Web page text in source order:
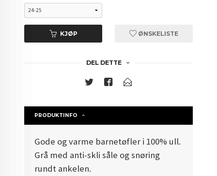
KJØP ØNSKELISTE
DEL DETTE
PRODUKTINFO
Gode og varme barnetøfler i 100% ull.
Grå med anti-skli såle og snøring
rundt ankelen.